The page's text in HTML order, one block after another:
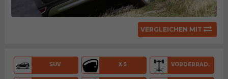
VERGLEICHEN MIT
SUV X 5 VORDERRAD.